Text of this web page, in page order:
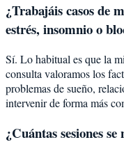
¿Trabajáis casos de
estrés, insomnio o
Sí. Lo habitual es que la
consulta valoramos los
problemas de sueño,
intervenir de forma más
¿Cuántas sesiones